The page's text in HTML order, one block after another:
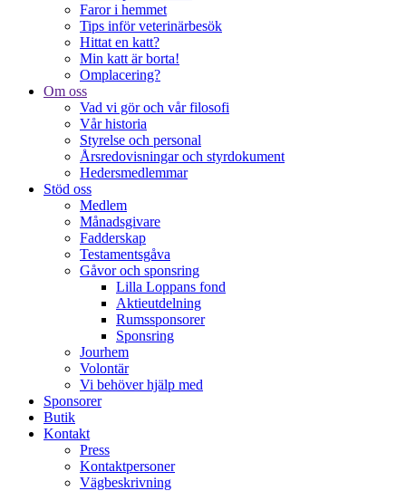
Faror i hemmet
Tips inför veterinärbesök
Hittat en katt?
Min katt är borta!
Omplacering?
Om oss
Vad vi gör och vår filosofi
Vår historia
Styrelse och personal
Årsredovisningar och styrdokument
Hedersmedlemmar
Stöd oss
Medlem
Månadsgivare
Fadderskap
Testamentsgåva
Gåvor och sponsring
Lilla Loppans fond
Aktieutdelning
Rumssponsorer
Sponsring
Jourhem
Volontär
Vi behöver hjälp med
Sponsorer
Butik
Kontakt
Press
Kontaktpersoner
Vägbeskrivning